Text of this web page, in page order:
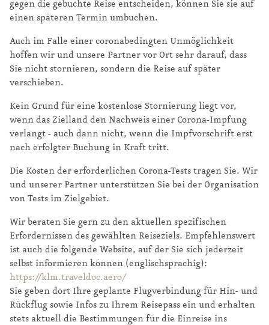
gegen die gebuchte Reise entscheiden, können Sie sie auf
einen späteren Termin umbuchen.
Auch im Falle einer coronabedingten Unmöglichkeit
hoffen wir und unsere Partner vor Ort sehr darauf, dass
Sie nicht stornieren, sondern die Reise auf später
verschieben.
Kein Grund für eine kostenlose Stornierung liegt vor,
wenn das Zielland den Nachweis einer Corona-Impfung
verlangt - auch dann nicht, wenn die Impfvorschrift erst
nach erfolgter Buchung in Kraft tritt.
Die Kosten der erforderlichen Corona-Tests tragen Sie. Wir
und unserer Partner unterstützen Sie bei der Organisation
von Tests im Zielgebiet.
Wir beraten Sie gern zu den aktuellen spezifischen
Erfordernissen des gewählten Reiseziels. Empfehlenswert
ist auch die folgende Website, auf der Sie sich jederzeit
selbst informieren können (englischsprachig):
https://klm.traveldoc.aero/
Sie geben dort Ihre geplante Flugverbindung für Hin- und
Rückflug sowie Infos zu Ihrem Reisepass ein und erhalten
stets aktuell die Bestimmungen für die Einreise ins